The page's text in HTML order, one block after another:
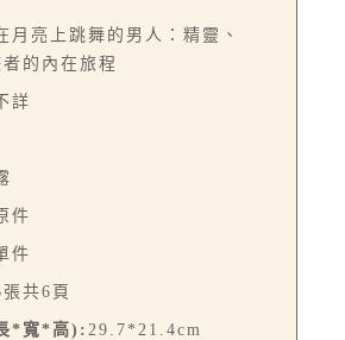
月亮上跳舞的男人：精靈、
的內在旅程
詳
件
件
張共6頁
*寬*高): 29.7*21.4cm